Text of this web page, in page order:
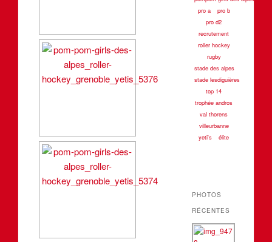
pro a
pro b
pro d2
recrutement
roller hockey
rugby
stade des alpes
stade lesdiguières
top 14
trophée andros
val thorens
villeurbanne
yeti's
élite
PHOTOS
RÉCENTES